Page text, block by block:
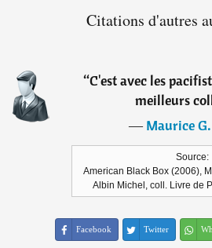
Citations d'autres
“C'est avec les
meilleurs
―Maurice
Source:
American Black Box (2006),
Albin Michel, coll. Livre de
Facebook Twitter